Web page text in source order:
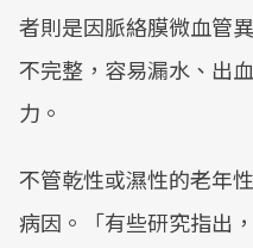
者則是因脈絡膜微血管
不完整，容易漏水、出
力。
不管乾性或濕性的老年
病因。「有些研究指出